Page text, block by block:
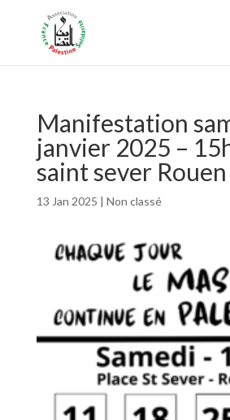
Manifestation
janvier 2025 –
saint sever Rouen
13 Jan 2025 | Non classé